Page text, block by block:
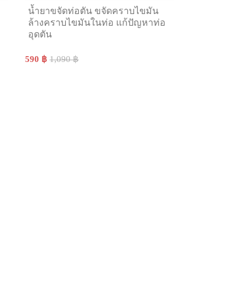
น้ำยาขจัดท่อตัน ขจัดคราบไขมัน
ล้างคราบไขมันในท่อ แก้ปัญหาท่อ
อุดตัน
590 ฿ 1,090 ฿